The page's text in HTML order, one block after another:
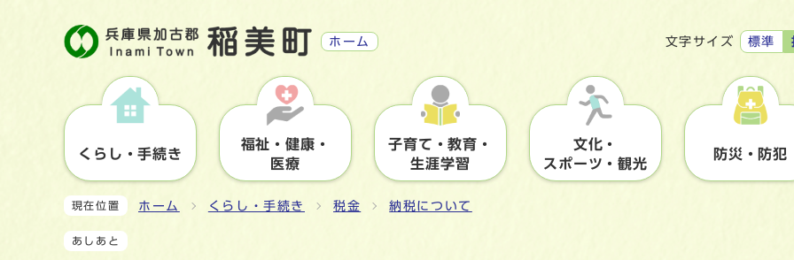
ホーム 文字サイズ 標準
くらし・手続き
福祉・健康・
医療
子育て・教育・
生涯学習
文化・
スポーツ・観光
防災・防犯
現在位置 ホーム くらし・手続き 税金 納税について
あしあと